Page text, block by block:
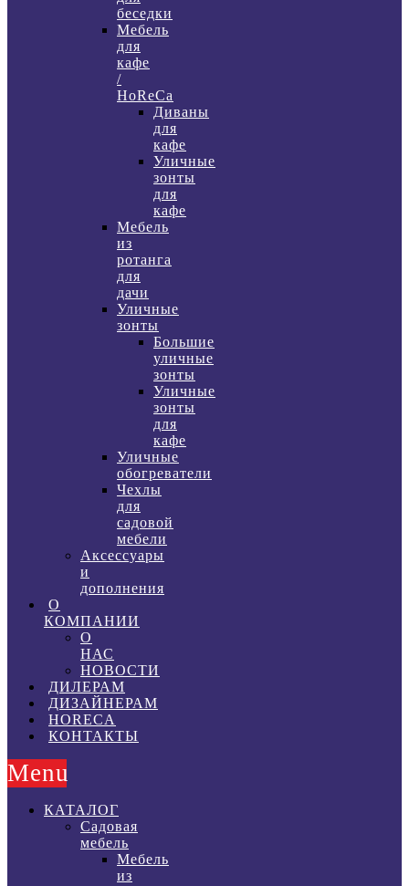
беседки
Мебель
для
кафе
/
HoReCa
Диваны
для
кафе
Уличные
зонты
для
кафе
Мебель
из
ротанга
для
дачи
Уличные
зонты
Большие
уличные
зонты
Уличные
зонты
для
кафе
Уличные
обогреватели
Чехлы
для
садовой
мебели
Аксессуары
и
дополнения
О
КОМПАНИИ
О
НАС
НОВОСТИ
ДИЛЕРАМ
ДИЗАЙНЕРАМ
HORECA
КОНТАКТЫ
Menu
КАТАЛОГ
Садовая
мебель
Мебель
из